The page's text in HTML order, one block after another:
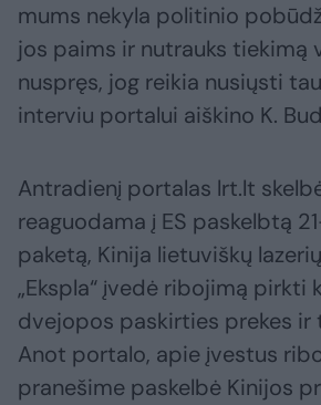
mums nekyla politinio
jos paims ir nutrauks tiekimą
nuspręs, jog reikia nusiųsti
interviu portalui aiškino K.
Antradienį portalas lrt.lt
reaguodama į ES paskelbtą
paketą, Kinija lietuviškų
„Ekspla“ įvedė ribojimą pirkti
dvejopos paskirties prekes ir
Anot portalo, apie įvestus
pranešime paskelbė Kinijos